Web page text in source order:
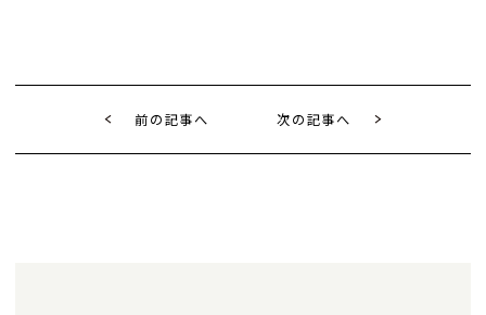
前の記事へ 次の記事へ